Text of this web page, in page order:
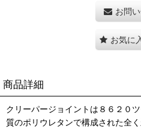
お問
お気に
商品詳細
クリーパージョイントは８６２０
質のポリウレタンで構成された全